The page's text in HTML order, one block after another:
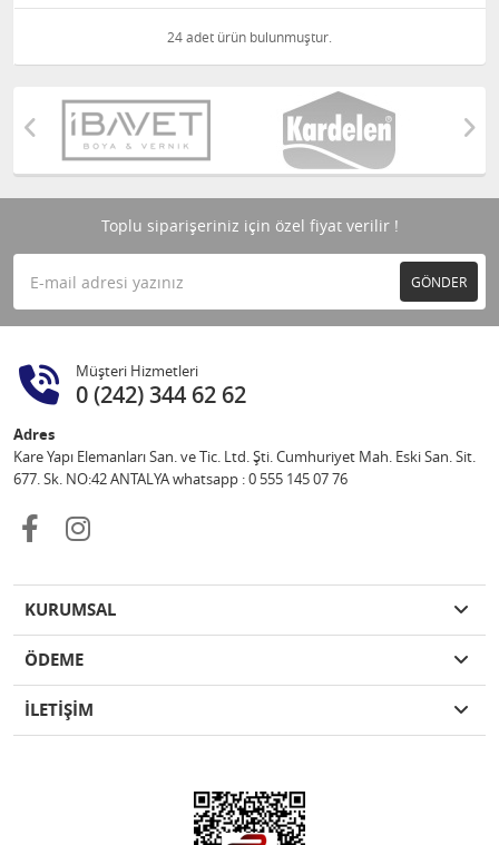
24 adet ürün bulunmuştur.
Toplu siparişeriniz için özel fiyat verilir !
GÖNDER
Müşteri Hizmetleri
0 (242) 344 62 62
Adres
Kare Yapı Elemanları San. ve Tic. Ltd. Şti. Cumhuriyet Mah. Eski San. Sit.
677. Sk. NO:42 ANTALYA whatsapp : 0 555 145 07 76
KURUMSAL
ÖDEME
İLETİŞİM